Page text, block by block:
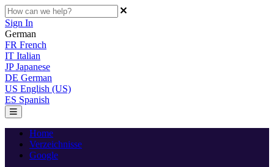
Sign In
German
FR French
IT Italian
JP Japanese
DE German
US English (US)
ES Spanish
Home
Verzeichnisse
Google